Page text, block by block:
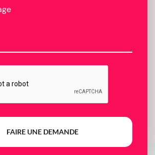
FAIRE UNE DEMANDE